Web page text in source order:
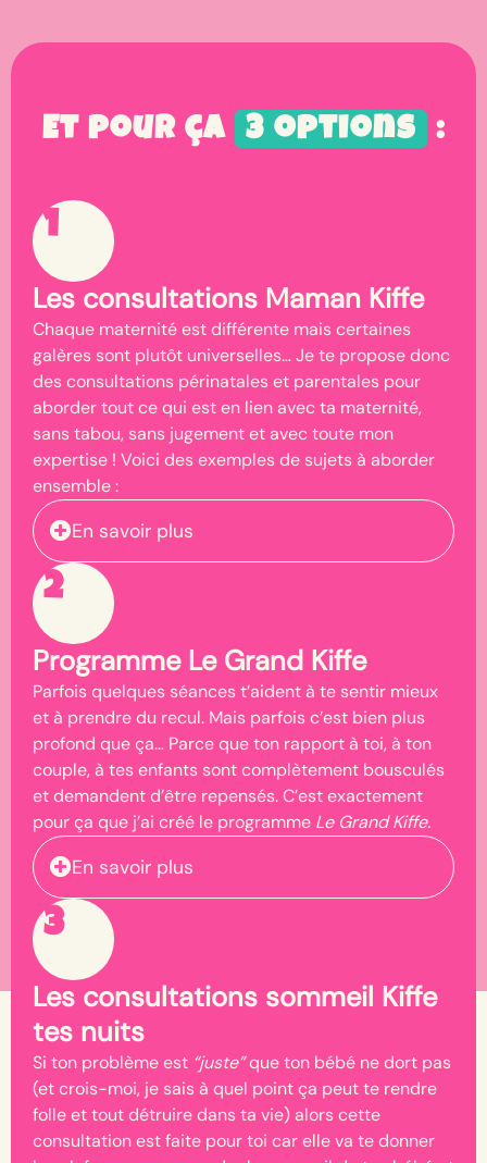
Et pour ça 3 options :
1
Les consultations Maman Kiffe
Chaque maternité est différente mais certaines
galères sont plutôt universelles… Je te propose donc
des consultations périnatales et parentales pour
aborder tout ce qui est en lien avec ta maternité,
sans tabou, sans jugement et avec toute mon
expertise ! Voici des exemples de sujets à aborder
ensemble :
En savoir plus
2
Programme Le Grand Kiffe
Parfois quelques séances t’aident à te sentir mieux
et à prendre du recul. Mais parfois c’est bien plus
profond que ça… Parce que ton rapport à toi, à ton
couple, à tes enfants sont complètement bousculés
et demandent d’être repensés. C’est exactement
pour ça que j’ai créé le programme Le Grand Kiffe.
En savoir plus
3
Les consultations sommeil Kiffe
tes nuits
Si ton problème est “juste”que ton bébé ne dort pas
(et crois-moi, je sais à quel point ça peut te rendre
folle et tout détruire dans ta vie) alors cette
consultation est faite pour toi car elle va te donner